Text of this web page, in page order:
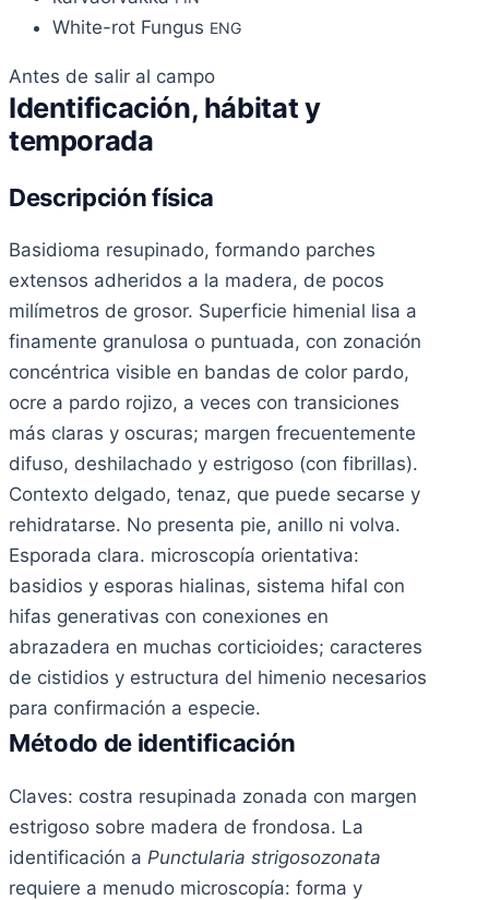
White-rot Fungus ENG
Antes de salir al campo
Identificación, hábitat y
temporada
Descripción física
Basidioma resupinado, formando parches
extensos adheridos a la madera, de pocos
milímetros de grosor. Superficie himenial lisa a
finamente granulosa o puntuada, con zonación
concéntrica visible en bandas de color pardo,
ocre a pardo rojizo, a veces con transiciones
más claras y oscuras; margen frecuentemente
difuso, deshilachado y estrigoso (con fibrillas).
Contexto delgado, tenaz, que puede secarse y
rehidratarse. No presenta pie, anillo ni volva.
Esporada clara. microscopía orientativa:
basidios y esporas hialinas, sistema hifal con
hifas generativas con conexiones en
abrazadera en muchas corticioides; caracteres
de cistidios y estructura del himenio necesarios
para confirmación a especie.
Método de identificación
Claves: costra resupinada zonada con margen
estrigoso sobre madera de frondosa. La
identificación a Punctularia strigosozonata
requiere a menudo microscopía: forma y